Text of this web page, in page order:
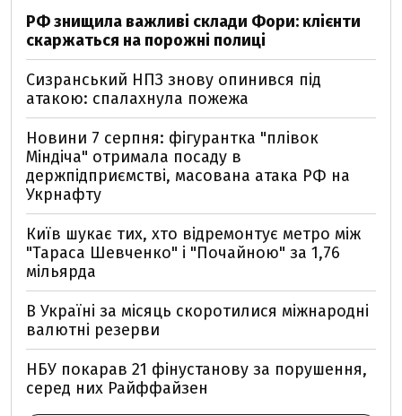
РФ знищила важливі склади Фори: клієнти
скаржаться на порожні полиці
Сизранський НПЗ знову опинився під
атакою: спалахнула пожежа
Новини 7 серпня: фігурантка "плівок
Міндіча" отримала посаду в
держпідприємстві, масована атака РФ на
Укрнафту
Київ шукає тих, хто відремонтує метро між
"Тараса Шевченко" і "Почайною" за 1,76
мільярда
В Україні за місяць скоротилися міжнародні
валютні резерви
НБУ покарав 21 фінустанову за порушення,
серед них Райффайзен